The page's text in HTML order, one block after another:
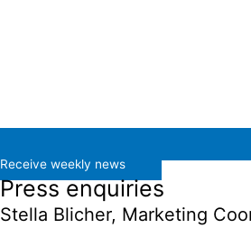
Receive weekly news
Press enquiries
Stella Blicher, Marketing